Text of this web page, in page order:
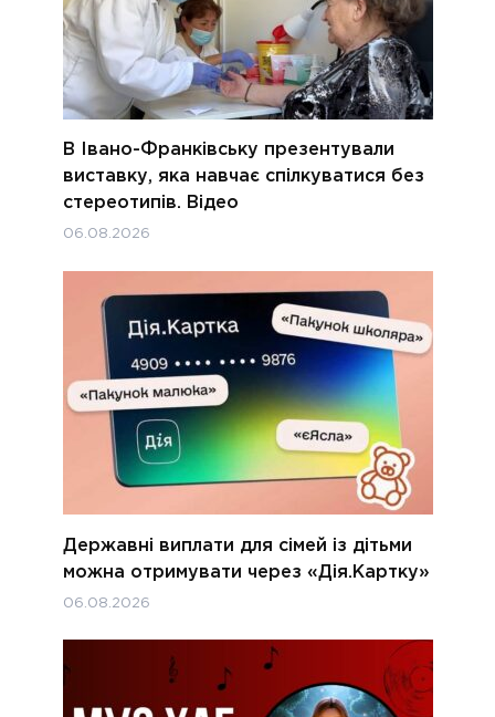
В Івано-Франківську презентували
виставку, яка навчає спілкуватися без
стереотипів. Відео
06.08.2026
Державні виплати для сімей із дітьми
можна отримувати через «Дія.Картку»
06.08.2026